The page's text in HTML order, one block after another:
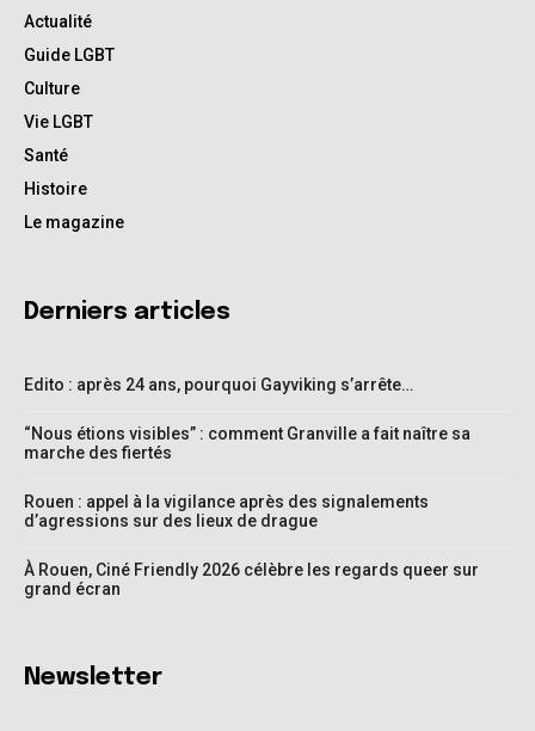
Actualité
Guide LGBT
Culture
Vie LGBT
Santé
Histoire
Le magazine
Derniers articles
Edito : après 24 ans, pourquoi Gayviking s’arrête…
“Nous étions visibles” : comment Granville a fait naître sa
marche des fiertés
Rouen : appel à la vigilance après des signalements
d’agressions sur des lieux de drague
À Rouen, Ciné Friendly 2026 célèbre les regards queer sur
grand écran
Newsletter